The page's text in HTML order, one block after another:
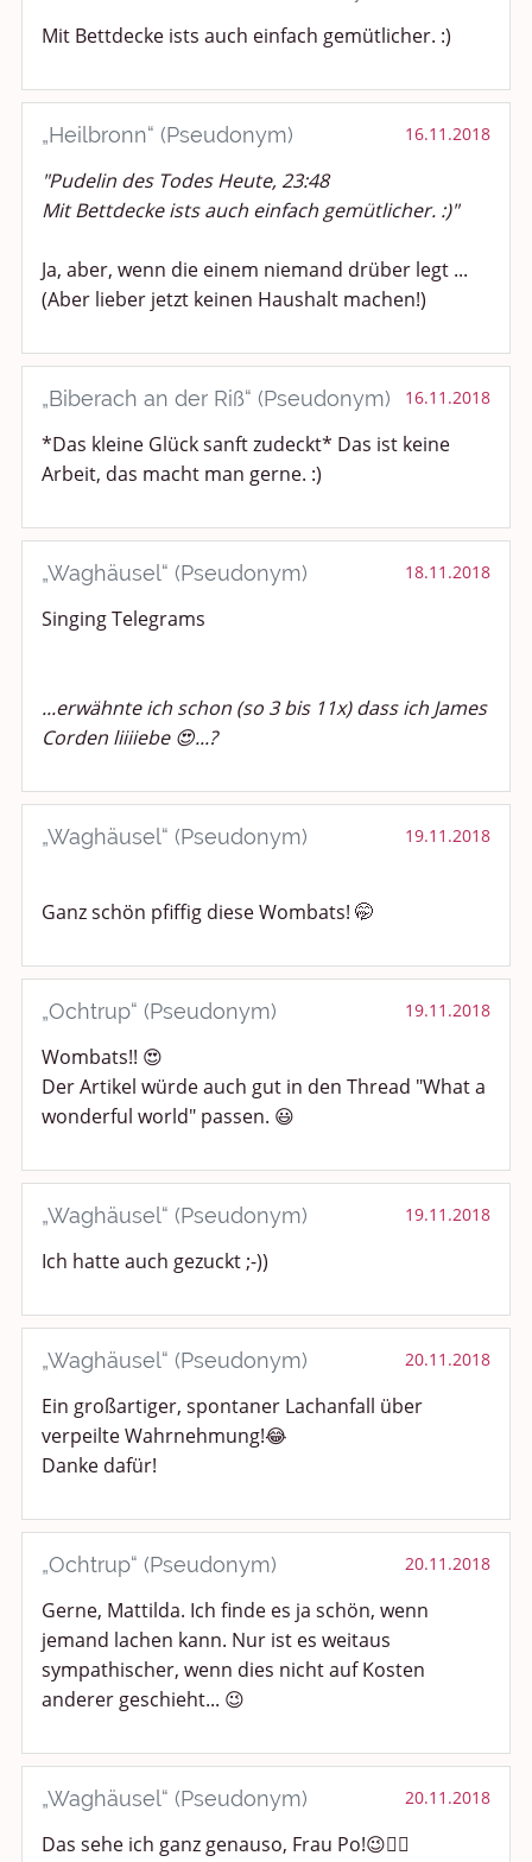
Mit Bettdecke ists auch einfach gemütlicher. :)
„Heilbronn“ (Pseudonym) 16.11.2018
"Pudelin des Todes Heute, 23:48
Mit Bettdecke ists auch einfach gemütlicher. :)"
Ja, aber, wenn die einem niemand drüber legt ...
(Aber lieber jetzt keinen Haushalt machen!)
„Biberach an der Riß“ (Pseudonym) 16.11.2018
*Das kleine Glück sanft zudeckt* Das ist keine
Arbeit, das macht man gerne. :)
„Waghäusel“ (Pseudonym) 18.11.2018
Singing Telegrams
...erwähnte ich schon (so 3 bis 11x) dass ich James
Corden liiiiebe 😍...?
„Waghäusel“ (Pseudonym) 19.11.2018
Ganz schön pfiffig diese Wombats! 🤭
„Ochtrup“ (Pseudonym) 19.11.2018
Wombats!! 😍
Der Artikel würde auch gut in den Thread "What a
wonderful world" passen. 😃
„Waghäusel“ (Pseudonym) 19.11.2018
Ich hatte auch gezuckt ;-))
„Waghäusel“ (Pseudonym) 20.11.2018
Ein großartiger, spontaner Lachanfall über
verpeilte Wahrnehmung!😂
Danke dafür!
„Ochtrup“ (Pseudonym) 20.11.2018
Gerne, Mattilda. Ich finde es ja schön, wenn
jemand lachen kann. Nur ist es weitaus
sympathischer, wenn dies nicht auf Kosten
anderer geschieht... 😉
„Waghäusel“ (Pseudonym) 20.11.2018
Das sehe ich ganz genauso, Frau Po!😉👍🏽